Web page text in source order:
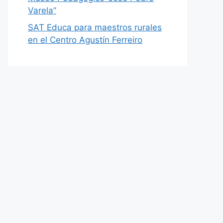
Varela”
SAT Educa para maestros rurales
en el Centro Agustín Ferreiro